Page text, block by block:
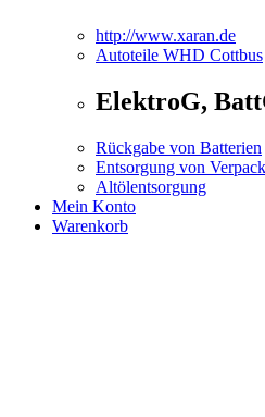
http://www.xaran.de
Autoteile WHD Cottbus
ElektroG,
Rückgabe von Batterien
Entsorgung von
Altölentsorgung
Mein Konto
Warenkorb